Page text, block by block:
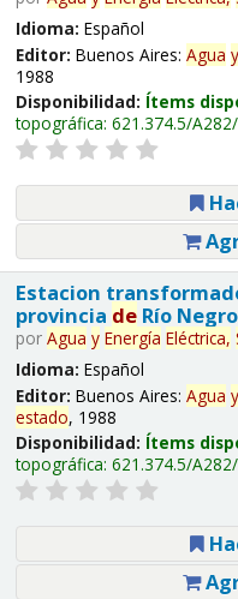
Idioma: Español
Editor: Buenos Aires: Agua y
1988
Disponibilidad: Ítems
topográfica: 621.374.5/
Estacion
provincia deRío
por Agua y Energía Eléctrica,
Idioma: Español
Editor: Buenos Aires: Agua y
estado, 1988
Disponibilidad: Ítems
topográfica: 621.374.5/